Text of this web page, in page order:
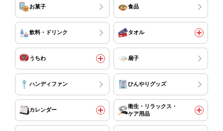
お菓子 食品
飲料・ドリンク タオル
うちわ 扇子
ハンディファン ひんやりグッズ
カレンダー
衛生・リラックス・
ケア用品